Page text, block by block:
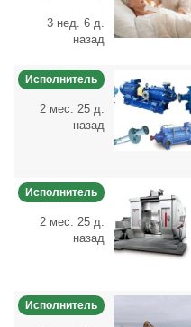
3 нед. 6 д.
назад
Исполнитель
2 мес. 25 д.
назад
Исполнитель
2 мес. 25 д.
назад
Исполнитель